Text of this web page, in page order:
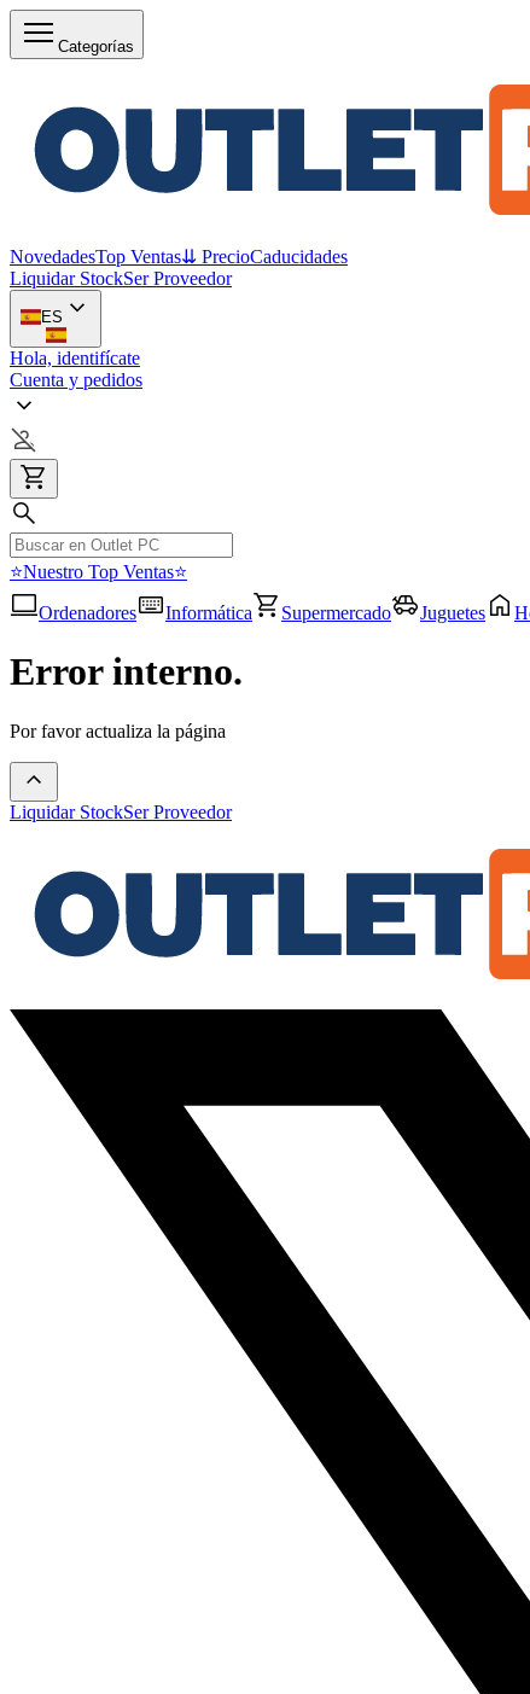
Categorías
NovedadesTop Ventas⇊ PrecioCaducidades
Liquidar StockSer Proveedor
ES
Hola, identifícate
Cuenta y pedidos
⭐Nuestro Top Ventas⭐
Ordenadores
Informática Supermercado Juguetes
Error interno.
Por favor actualiza la página
Liquidar StockSer Proveedor